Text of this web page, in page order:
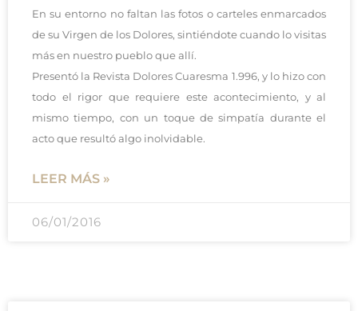
En su entorno no faltan las fotos o carteles enmarcados
de su Virgen de los Dolores, sintiéndote cuando lo visitas
más en nuestro pueblo que allí.
Presentó la Revista Dolores Cuaresma 1.996, y lo hizo con
todo el rigor que requiere este acontecimiento, y al
mismo tiempo, con un toque de simpatía durante el
acto que resultó algo inolvidable.
LEER MÁS »
06/01/2016